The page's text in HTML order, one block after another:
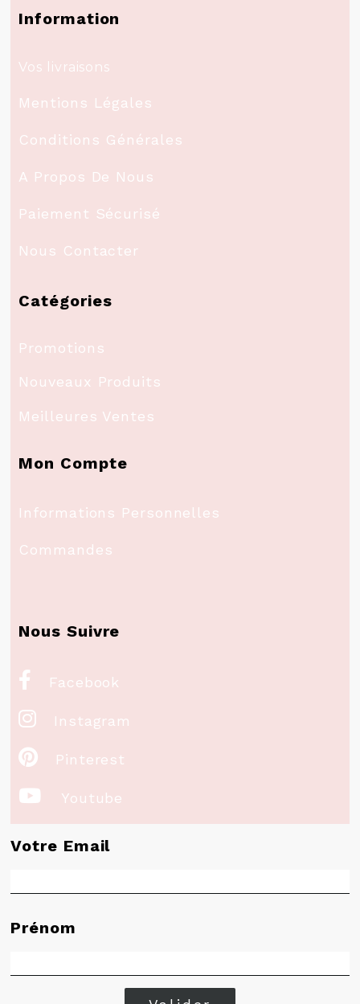
Information
Vos livraisons
Mentions Légales
Conditions Générales
A Propos De Nous
Paiement Sécurisé
Nous Contacter
Catégories
Promotions
Nouveaux Produits
Meilleures Ventes
Mon Compte
Informations Personnelles
Commandes
Nous Suivre
 Facebook
 Instagram
 Pinterest
 Youtube
Votre Email
Prénom